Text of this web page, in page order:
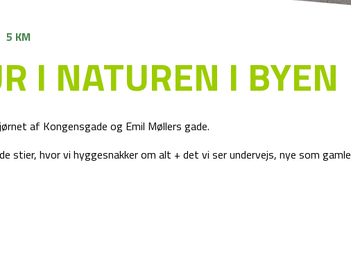
5 KM
I NATUREN I BYEN
af Kongensgade og Emil Møllers gade.
stier, hvor vi hyggesnakker om alt + det vi ser undervejs, nye som gamle